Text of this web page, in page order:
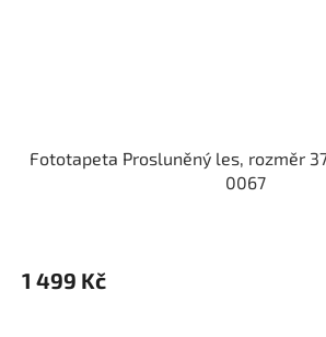
Fototapeta Prosluněný les, rozměr
0067
1 499 Kč